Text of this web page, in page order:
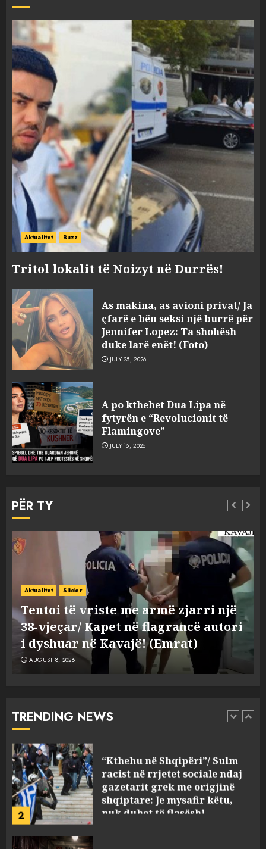
Aktualitet Buzz
Tritol lokalit të Noizyt në Durrës!
As makina, as avioni privat/ Ja
çfarë e bën seksi një burrë për
Jennifer Lopez: Ta shohësh
duke larë enët! (Foto)
JULY 25, 2026
A po kthehet Dua Lipa në
fytyrën e “Revolucionit të
Flamingove”
JULY 16, 2026
PËR TY
Aktualitet Buzz
Tritol lokalit të Noizyt në Durrës!
AUGUST 8, 2026
TRENDING NEWS
3
burgosur përfundojnë në
spital! (Emrat)
AUGUST 8, 2026
4
flagrancë autori i dyshuar në
AUGUST 8, 2026
5
Tritol lokalit të Noizyt në
Durrës!
AUGUST 8, 2026
1
Fundjava me rrezik të lartë
deri në 39°C
2
“Kthehu në Shqipëri”/ Sulm
racist në rrjetet sociale ndaj
gazetarit grek me origjinë
shqiptare: Je mysafir këtu,
nuk duhet të flasësh!